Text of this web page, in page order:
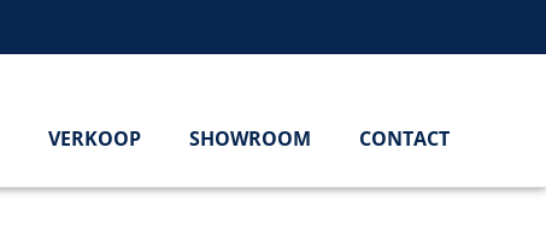
VERKOOP SHOWROOM CONTACT